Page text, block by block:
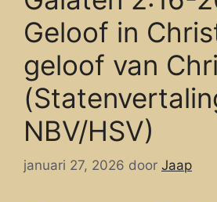
Geloof in
geloof van
NBV/HSV)
januari 27, 2026 door Jaap